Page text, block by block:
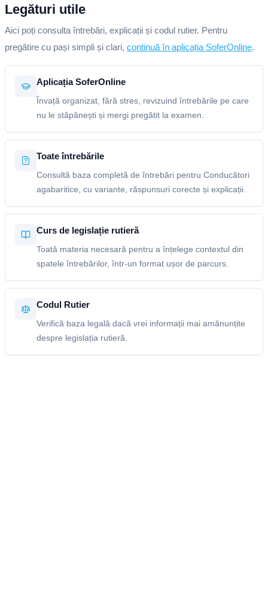
Legături utile
Aici poți consulta întrebări, explicații și codul rutier. Pentru
pregătire cu pași simpli și clari, continuă în aplicația SoferOnline.
Aplicația SoferOnline
Învață organizat, fără stres, revizuind întrebările pe care
nu le stăpânești și mergi pregătit la examen.
Toate întrebările
Consultă baza completă de întrebări pentru Conducători
agabaritice, cu variante, răspunsuri corecte și explicații.
Curs de legislație rutieră
Toată materia necesară pentru a înțelege contextul din
spatele întrebărilor, într-un format ușor de parcurs.
Codul Rutier
Verifică baza legală dacă vrei informații mai amănunțite
despre legislația rutieră.